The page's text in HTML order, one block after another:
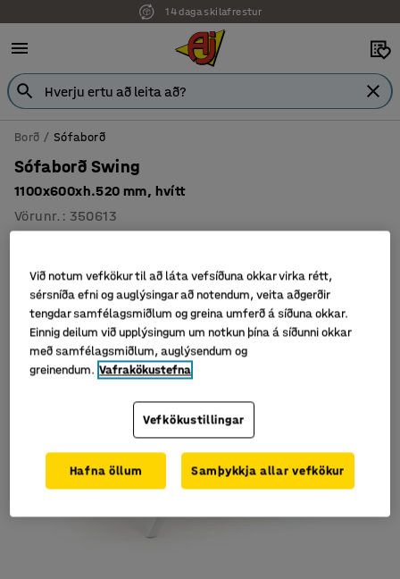
14 daga skilafrestur
Borð Sófaborð
Sófaborð Swing
1100x600xh.520 mm, hvítt
Vörunr. : 350613
Við notum vefkökur til að láta vefsíðuna okkar virka rétt,
sérsníða efni og auglýsingar að notendum, veita aðgerðir
tengdar samfélagsmiðlum og greina umferð á síðuna okkar.
Einnig deilum við upplýsingum um notkun þína á síðunni okkar
með samfélagsmiðlum, auglýsendum og
greinendum. Vafrakökustefna
Vefkökustillingar
Hafna öllum Samþykkja allar vefkökur